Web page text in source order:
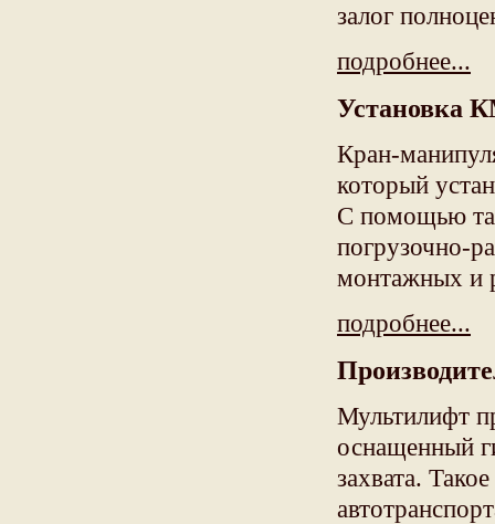
залог
подробнее...
Установка
Кран-
который
С помощью
погрузочно-
монтажных и
подробнее...
Мультилифт
оснащенный
захвата.